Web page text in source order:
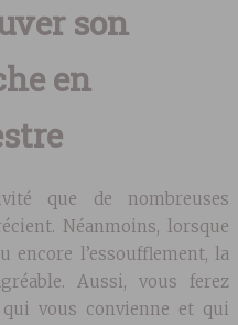
son
en
que de nombreuses
Néanmoins, lorsque
l’essoufflement, la
Aussi, vous ferez
vous convienne et qui